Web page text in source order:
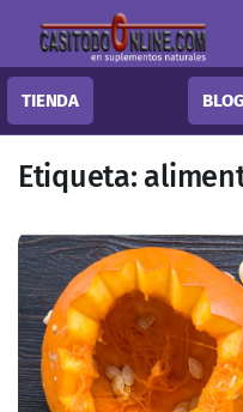
TIENDA BLOG
Etiqueta: